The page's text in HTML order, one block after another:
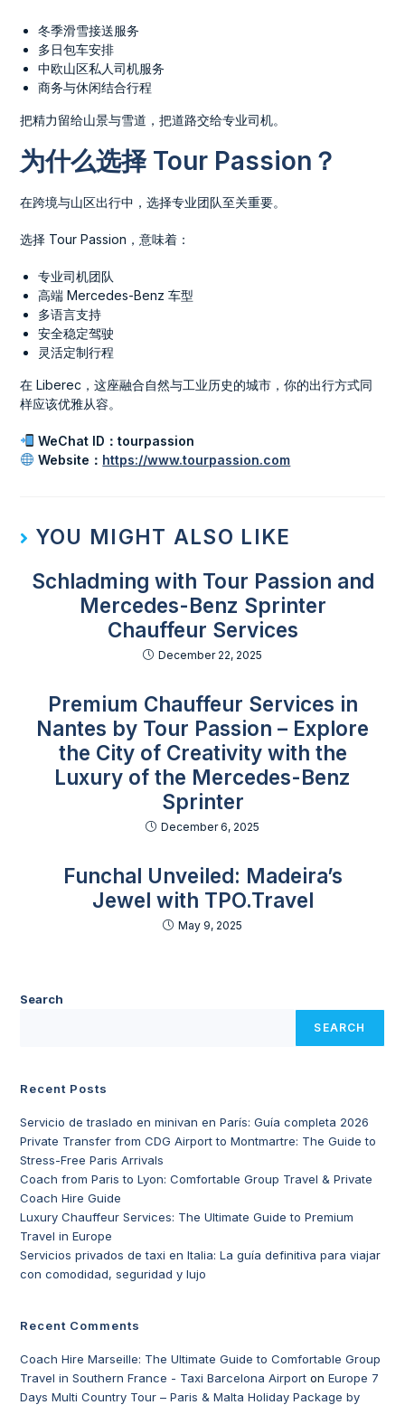
冬季滑雪接送服务
多日包车安排
中欧山区私人司机服务
商务与休闲结合行程
把精力留给山景与雪道，把道路交给专业司机。
为什么选择 Tour Passion？
在跨境与山区出行中，选择专业团队至关重要。
选择 Tour Passion，意味着：
专业司机团队
高端 Mercedes-Benz 车型
多语言支持
安全稳定驾驶
灵活定制行程
在 Liberec，这座融合自然与工业历史的城市，你的出行方式同
样应该优雅从容。
WeChat ID：tourpassion
Website： https://www.tourpassion.com
YOU MIGHT ALSO LIKE
Schladming with Tour Passion and
Mercedes-Benz Sprinter
Chauffeur Services
December 22, 2025
Premium Chauffeur Services in
Nantes by Tour Passion – Explore
the City of Creativity with the
Luxury of the Mercedes-Benz
Sprinter
December 6, 2025
Funchal Unveiled: Madeira’s
Jewel with TPO.Travel
May 9, 2025
Search
SEARCH
Recent Posts
Servicio de traslado en minivan en París: Guía completa 2026
Private Transfer from CDG Airport to Montmartre: The Guide to
Stress-Free Paris Arrivals
Coach from Paris to Lyon: Comfortable Group Travel & Private
Coach Hire Guide
Luxury Chauffeur Services: The Ultimate Guide to Premium
Travel in Europe
Servicios privados de taxi en Italia: La guía definitiva para viajar
con comodidad, seguridad y lujo
Recent Comments
Coach Hire Marseille: The Ultimate Guide to Comfortable Group
Travel in Southern France - Taxi Barcelona Airport onEurope 7
Days Multi Country Tour – Paris & Malta Holiday Package by